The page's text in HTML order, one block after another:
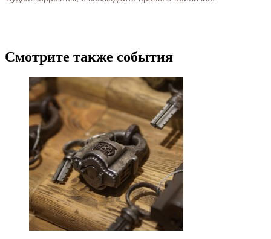
Смотрите также события